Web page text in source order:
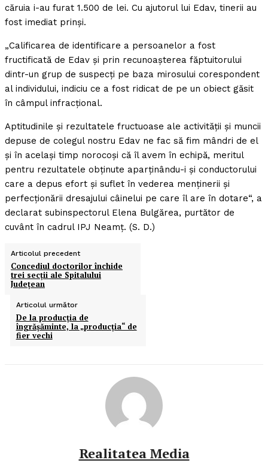
căruia i-au furat 1.500 de lei. Cu ajutorul lui Edav, tinerii au
fost imediat prinşi.
„Calificarea de identificare a persoanelor a fost
fructificată de Edav şi prin recunoaşterea făptuitorului
dintr-un grup de suspecţi pe baza mirosului corespondent
al individului, indiciu ce a fost ridicat de pe un obiect găsit
în câmpul infracţional.
Aptitudinile şi rezultatele fructuoase ale activităţii şi muncii
depuse de colegul nostru Edav ne fac să fim mândri de el
şi în acelaşi timp norocoşi că îl avem în echipă, meritul
pentru rezultatele obţinute aparţinându-i şi conductorului
care a depus efort şi suflet în vederea menţinerii şi
perfecţionării dresajului câinelui pe care îl are în dotare“, a
declarat subinspectorul Elena Bulgărea, purtător de
cuvânt în cadrul IPJ Neamţ. (S. D.)
Articolul precedent
Concediul doctorilor închide
trei secţii ale Spitalului
Judeţean
Articolul următor
De la producţia de
îngrăşăminte, la „producţia“ de
fier vechi
Realitatea Media